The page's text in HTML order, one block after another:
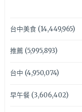
台中美食(14,449,965)
推薦(5,995,893)
台中 (4,950,074)
早午餐(3,606,402)